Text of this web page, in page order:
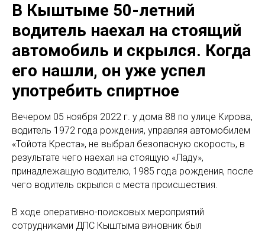
В Кыштыме 50-летний
водитель наехал на стоящий
автомобиль и скрылся. Когда
его нашли, он уже успел
употребить спиртное
Вечером 05 ноября 2022 г. у дома 88 по улице Кирова,
водитель 1972 года рождения, управляя автомобилем
«Тойота Креста», не выбрал безопасную скорость, в
результате чего наехал на стоящую «Ладу»,
принадлежащую водителю, 1985 года рождения, после
чего водитель скрылся с места происшествия.
В ходе оперативно-поисковых мероприятий
сотрудниками ДПС Кыштыма виновник был